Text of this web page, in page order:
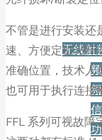
无线射
不管是进行安装还
速、方便定位光纤
准确位置，技术人
也可用于执行连接
FFL 系列可视故障